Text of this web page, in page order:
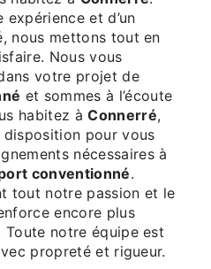
expérience et d’un
nous mettons tout en
Nous vous
votre projet de
et sommes à l’écoute
habitez àConnerré,
pour vous
nécessaires à
conventionné.
tout notre passion et le
encore plus
Toute notre équipe est
propreté et rigueur.